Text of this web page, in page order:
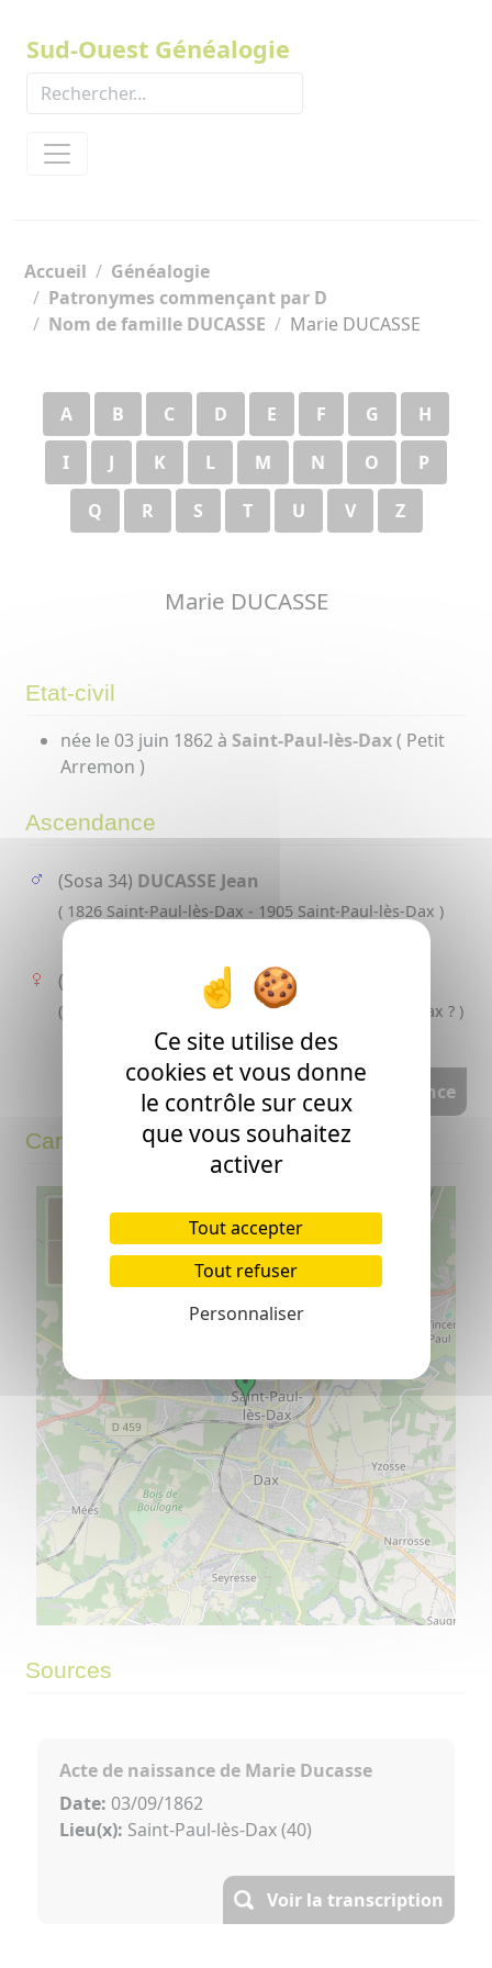
Sud-Ouest Généalogie
Accueil
Généalogie
Patronymes commençant par D
Nom de famille DUCASSE
Marie DUCASSE
A B C D E F G
H
I
J K L M N O
P
Q
R S T U V Z
Marie DUCASSE
Etat-civil
née le 03 juin 1862 à Saint-Paul-lès-Dax( Petit
Arremon )
Ascendance
(Sosa 34) DUCASSE Jean
( 1826 Saint-Paul-lès-Dax - 1905 Saint-Paul-lès-Dax )
(Sosa 35) LOUBÈRE Jeanne
( 1836 Saint-Paul-lès-Dax - >1905 Saint-Paul-lès-Dax ? )
voir l'arbre d'ascendance
Carte
Sources
Acte de naissance de Marie Ducasse
Date: 03/09/1862
Lieu(x): Saint-Paul-lès-Dax (40)
Voir la transcription
Ce site utilise des
cookies et vous donne
le contrôle sur ceux
que vous souhaitez
activer
Tout accepter
Tout refuser
Personnaliser